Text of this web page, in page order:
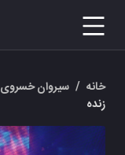
خانه / سیروان خسروی
زنده